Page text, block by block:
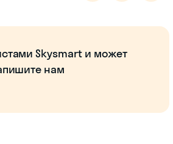
Skysmart и может
нам